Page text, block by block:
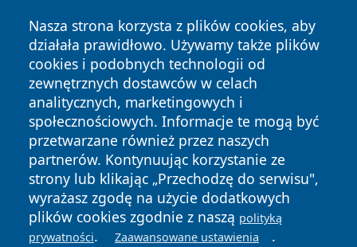
Nasza strona korzysta z plików cookies, aby
działała prawidłowo. Używamy także plików
cookies i podobnych technologii od
zewnętrznych dostawców w celach
analitycznych, marketingowych i
społecznościowych. Informacje te mogą być
przetwarzane również przez naszych
partnerów. Kontynuując korzystanie ze
strony lub klikając „Przechodzę do serwisu",
wyrażasz zgodę na użycie dodatkowych
plików cookies zgodnie z naszą polityką
prywatności. Zaawansowane ustawienia .
Copyright © 2026 faktyopole.pl Wszystkie prawa zastrzeżone.
News Autorzy
Polityka
Prywatności
Polityka
Cookies